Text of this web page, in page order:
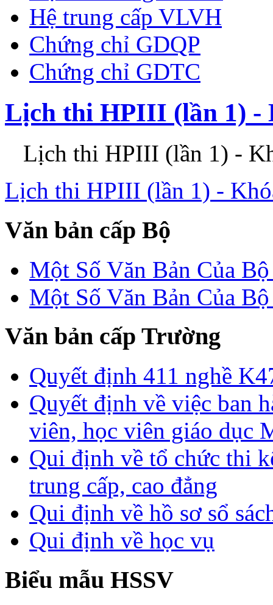
Hệ trung cấp VLVH
Chứng chỉ GDQP
Chứng chỉ GDTC
Lịch thi HPIII (lần 1) -
Lịch thi HPIII (lần 1) -
Lịch thi HPIII (lần 1) -
Văn bản cấp Bộ
Một Số Văn Bản Của
Một Số Văn Bản Của
Văn bản cấp Trường
Quyết định 411 nghề
Quyết định về việc ban
viên, học viên giáo dục
Qui định về tổ chức thi
trung cấp, cao đẳng
Qui định về hồ sơ sổ
Qui định về học vụ
Biểu mẫu HSSV